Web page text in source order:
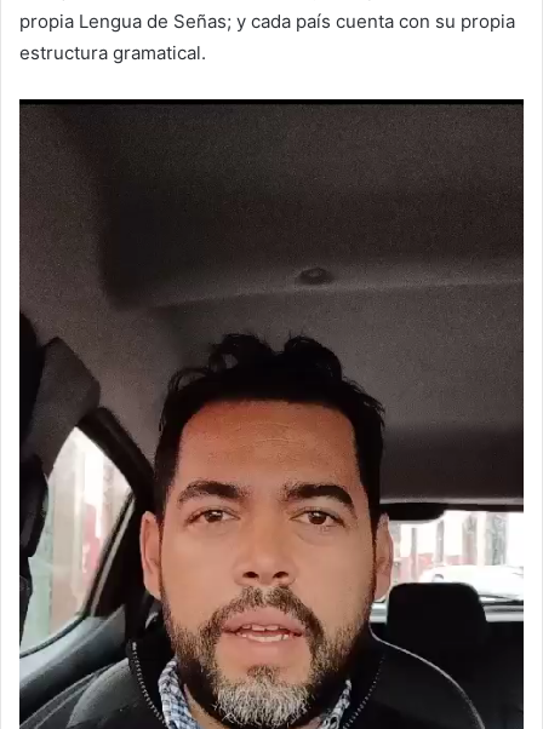
propia Lengua de Señas; y cada país cuenta con su propia
estructura gramatical.